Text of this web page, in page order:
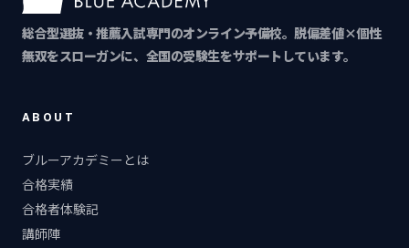
総合型選抜・推薦入試専門のオンライン予備校。脱偏差値×個性
無双をスローガンに、全国の受験生をサポートしています。
ABOUT
ブルーアカデミーとは
合格実績
合格者体験記
講師陣